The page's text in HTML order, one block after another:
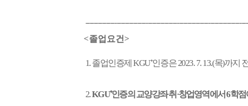
<졸업요건>
1. 졸업인증제 KGU⁺인증은 2023. 7. 13.(목)까
2.KGU⁺인증의 교양강좌 취·창업영역에서 6학